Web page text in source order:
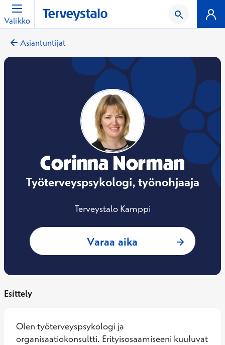
Valikko
Asiantuntijat
Corinna Norman
Työterveyspsykologi, työnohjaaja
Terveystalo Kamppi
Varaa aika : Corinna
Esittely
Olen työterveyspsykologi ja
organisaatiokonsultti. Erityisosaamiseeni kuuluvat